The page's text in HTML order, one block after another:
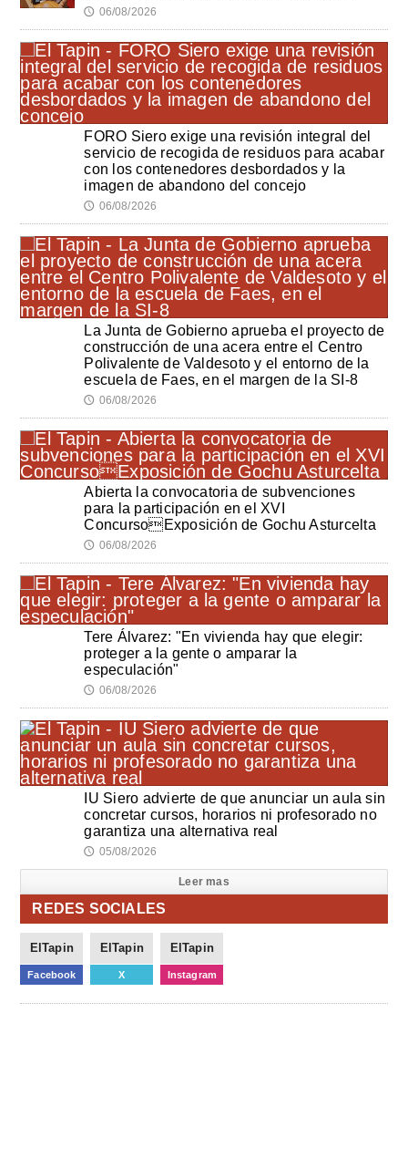
🕔 06/08/2026
FORO Siero exige una revisión integral del
servicio de recogida de residuos para acabar
con los contenedores desbordados y la
imagen de abandono del concejo
🕔 06/08/2026
La Junta de Gobierno aprueba el proyecto de
construcción de una acera entre el Centro
Polivalente de Valdesoto y el entorno de la
escuela de Faes, en el margen de la SI-8
🕔 06/08/2026
Abierta la convocatoria de subvenciones
para la participación en el XVI
ConcursoExposición de Gochu Asturcelta
🕔 06/08/2026
Tere Álvarez: "En vivienda hay que elegir:
proteger a la gente o amparar la
especulación"
🕔 06/08/2026
IU Siero advierte de que anunciar un aula sin
concretar cursos, horarios ni profesorado no
garantiza una alternativa real
🕔 05/08/2026
Leer mas
REDES SOCIALES
ElTapin
Facebook
ElTapin
X
ElTapin
Instagram